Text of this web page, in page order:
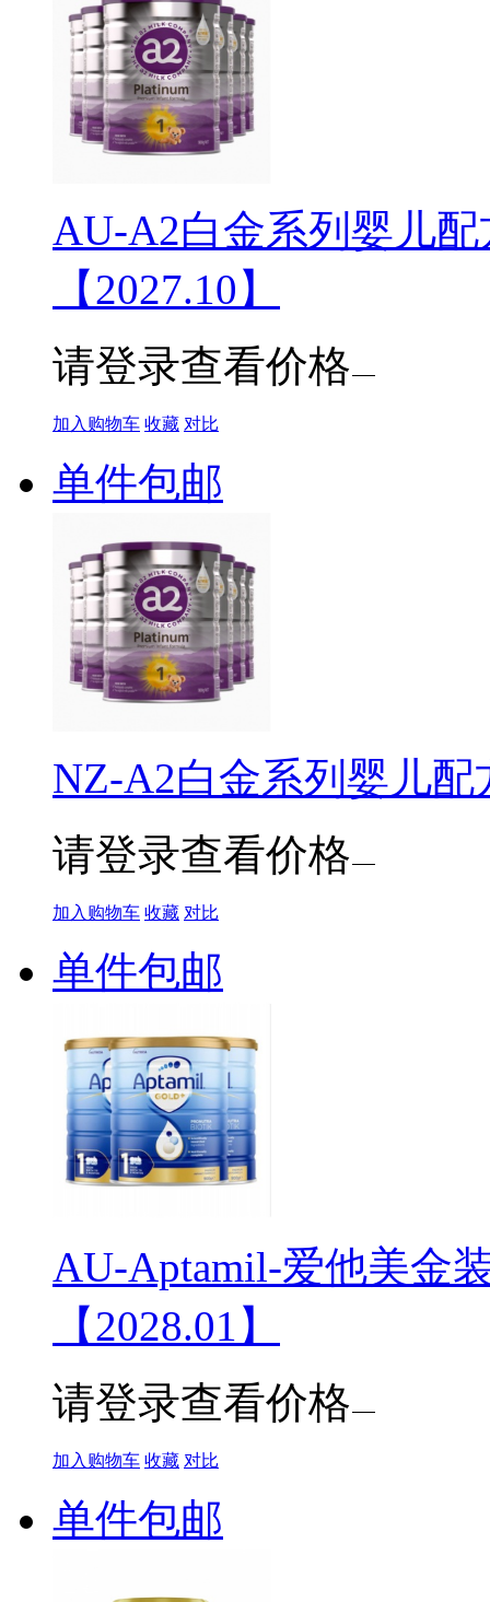
AU-A2白金系列婴儿
【2027.10】
请登录查看价格
加入购物车 收藏 对比
单件包邮
NZ-A2白金系列婴儿配
请登录查看价格
加入购物车 收藏 对比
单件包邮
AU-Aptamil-爱他美金
【2028.01】
请登录查看价格
加入购物车 收藏 对比
单件包邮